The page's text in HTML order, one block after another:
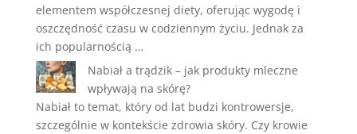
elementem współczesnej diety, oferując wygodę i
oszczędność czasu w codziennym życiu. Jednak za
ich popularnością …
Nabiał a trądzik – jak produkty mleczne
wpływają na skórę?
Nabiał to temat, który od lat budzi kontrowersje,
szczególnie w kontekście zdrowia skóry. Czy krowie